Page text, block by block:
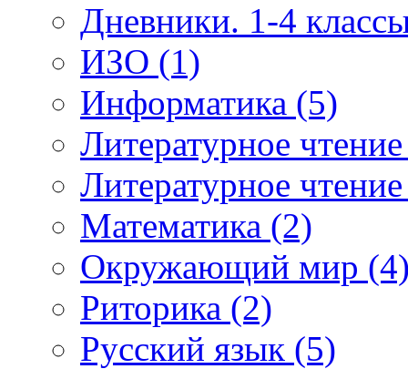
Дневники. 1-4
ИЗО (1)
Информатика (5)
Литературное
Литературное
Математика (2)
Окружающий мир
Риторика (2)
Русский язык (5)